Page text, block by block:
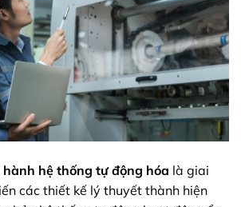
hệ thống tự động hóa là giai
các thiết kế lý thuyết thành hiện